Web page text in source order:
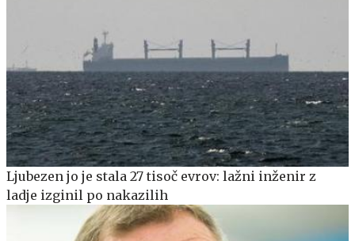
Ljubezen jo je stala 27 tisoč evrov: lažni inženir z
ladje izginil po nakazilih